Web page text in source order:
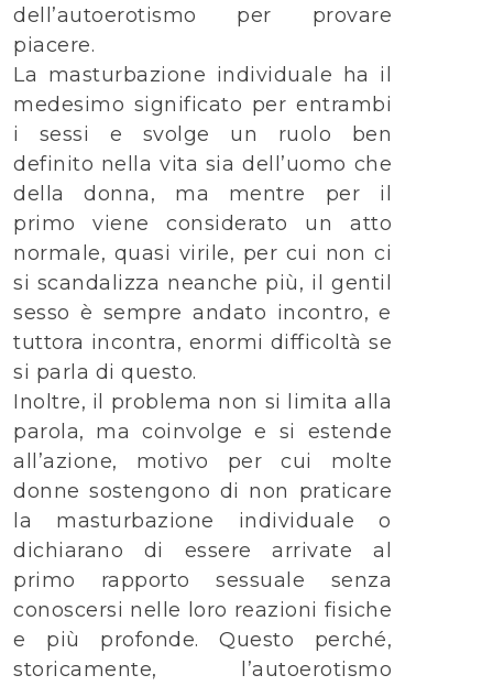
dell’autoerotismo per provare
piacere.
La masturbazione individuale ha il
medesimo significato per entrambi
i sessi e svolge un ruolo ben
definito nella vita sia dell’uomo che
della donna, ma mentre per il
primo viene considerato un atto
normale, quasi virile, per cui non ci
si scandalizza neanche più, il gentil
sesso è sempre andato incontro, e
tuttora incontra, enormi difficoltà se
si parla di questo.
Inoltre, il problema non si limita alla
parola, ma coinvolge e si estende
all’azione, motivo per cui molte
donne sostengono di non praticare
la masturbazione individuale o
dichiarano di essere arrivate al
primo rapporto sessuale senza
conoscersi nelle loro reazioni fisiche
e più profonde. Questo perché,
storicamente, l’autoerotismo